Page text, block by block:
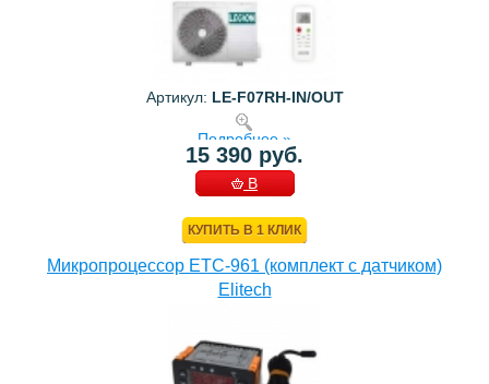
Артикул: LE-F07RH-IN/OUT
Подробнее »
15 390 руб.
В
КУПИТЬ В 1 КЛИК
Микропроцессор ETC-961 (комплект c датчиком)
Elitech